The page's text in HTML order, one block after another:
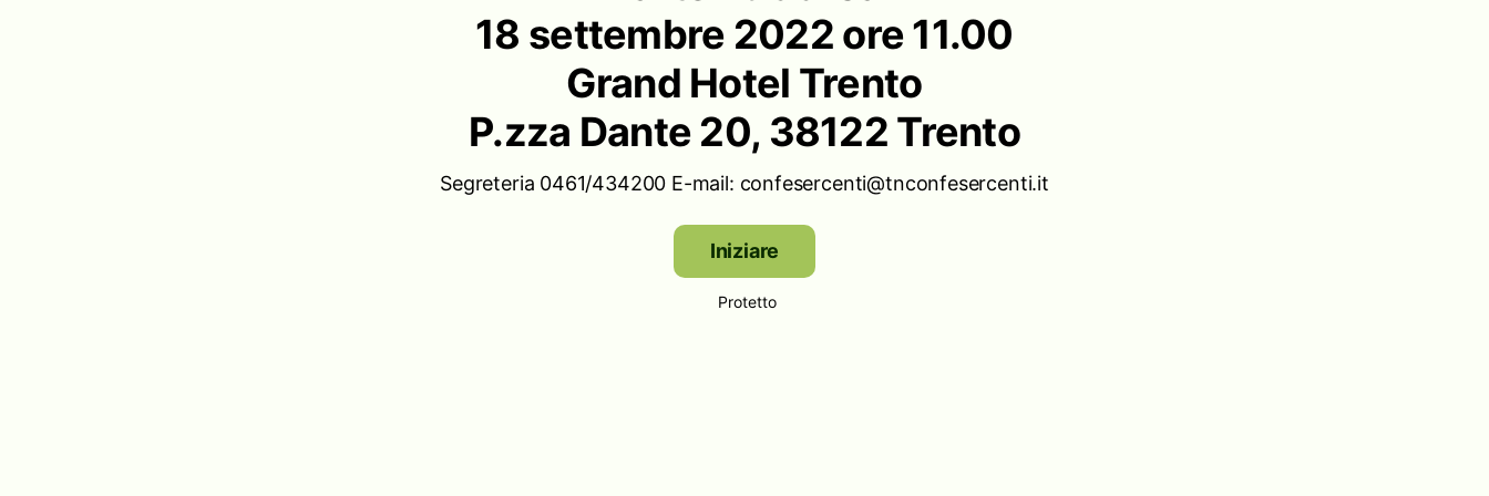
18 settembre 2022 ore 11.00
Grand Hotel Trento
P.zza Dante 20, 38122 Trento
Segreteria 0461/434200 E-mail: confesercenti@tnconfesercenti.it
Iniziare
Protetto